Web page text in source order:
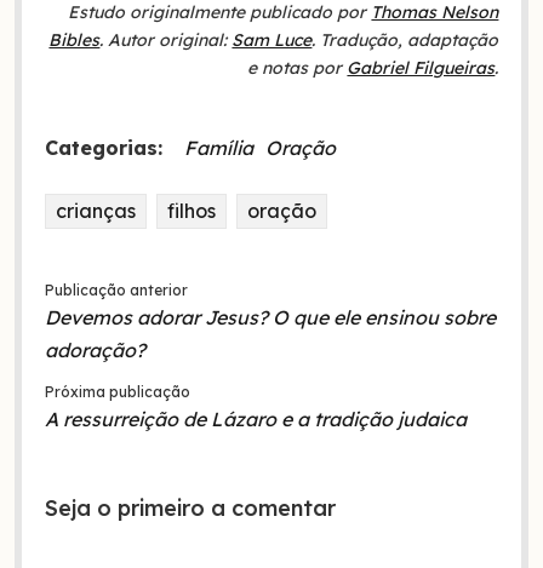
Estudo originalmente publicado por Thomas Nelson
Bibles. Autor original:Sam Luce. Tradução, adaptação
e notas por Gabriel Filgueiras.
Categorias: Família Oração
crianças filhos oração
Publicação anterior
Devemos adorar Jesus? O que ele ensinou sobre
adoração?
Próxima publicação
A ressurreição de Lázaro e a tradição judaica
Seja o primeiro a comentar